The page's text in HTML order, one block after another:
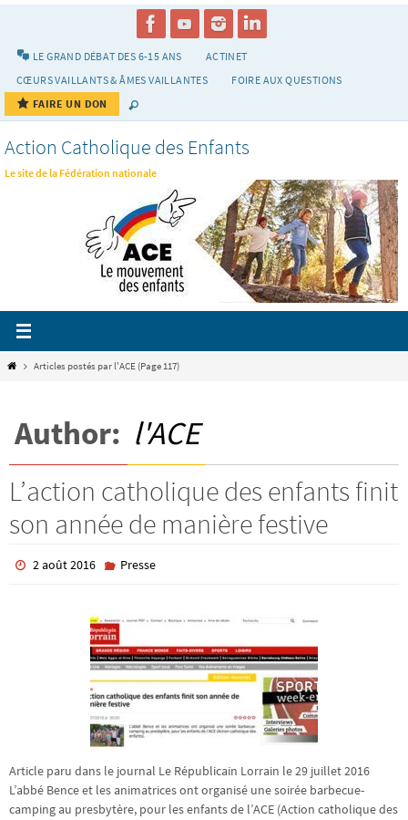
LE GRAND DÉBAT DES 6-15 ANS
ACTINET
CŒURS VAILLANTS & ÂMES VAILLANTES
FOIRE AUX QUESTIONS
FAIRE UN DON
Action Catholique des Enfants
Le site de la Fédération nationale
HomeArticles postés par l'ACE (Page 117)
Author: l'ACE
L’action catholique des enfants finit
son année de manière festive
2 août 2016 Presse
Article paru dans le journal Le Républicain Lorrain le 29 juillet 2016
L’abbé Bence et les animatrices ont organisé une soirée barbecue-
camping au presbytère, pour les enfants de l’ACE (Action catholique des